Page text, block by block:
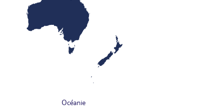
Océanie